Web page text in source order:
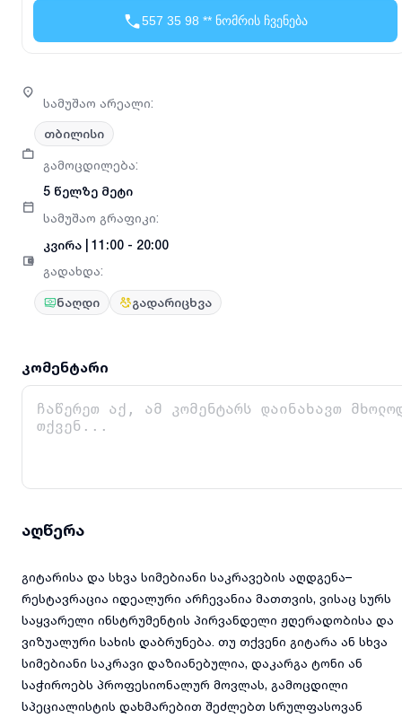
557 35 98 ** ნომრის ჩვენება
სამუშაო არეალი:
თბილისი
გამოცდილება:
5 წელზე მეტი
სამუშაო გრაფიკი:
კვირა 11:00 - 20:00
გადახდა:
ნაღდი გადარიცხვა
კომენტარი
აღწერა
გიტარისა და სხვა სიმებიანი საკრავების აღდგენა–
რესტავრაცია იდეალური არჩევანია მათთვის, ვისაც სურს
საყვარელი ინსტრუმენტის პირვანდელი ჟღერადობისა და
ვიზუალური სახის დაბრუნება. თუ თქვენი გიტარა ან სხვა
სიმებიანი საკრავი დაზიანებულია, დაკარგა ტონი ან
საჭიროებს პროფესიონალურ მოვლას, გამოცდილი
სპეციალისტის დახმარებით შეძლებთ სრულფასოვან